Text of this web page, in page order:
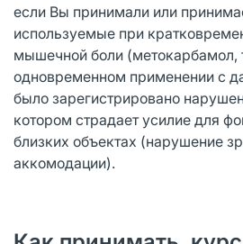
если Вы принимали или
используемые при
мышечной боли (метокарбамол,
одновременном применении c
было зарегистрировано
котором страдает усилие для
близких объектах (нарушение
аккомодации).